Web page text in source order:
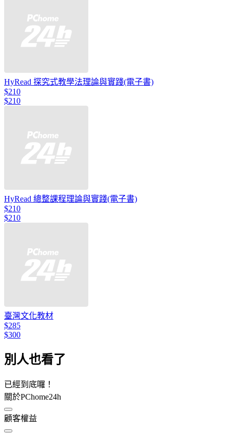
HyRead 探究式教學法理論與實踐(電子書)
$210
$210
HyRead 總整課程理論與實踐(電子書)
$210
$210
臺灣文化教材
$285
$300
別人也看了
已經到底囉！
關於PChome24h
顧客權益